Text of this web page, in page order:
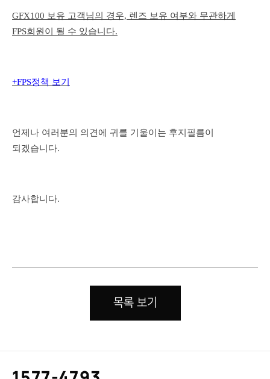
GFX100 보유 고객님의 경우, 렌즈 보유 여부와 무관하게
FPS회원이 될 수 있습니다.
+FPS정책 보기
언제나 여러분의 의견에 귀를 기울이는 후지필름이
되겠습니다.
감사합니다.
목록 보기
고